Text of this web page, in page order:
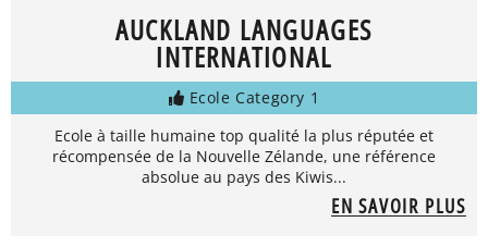
AUCKLAND LANGUAGES
INTERNATIONAL
Ecole Category 1
Ecole à taille humaine top qualité la plus réputée et
récompensée de la Nouvelle Zélande, une référence
absolue au pays des Kiwis...
EN SAVOIR PLUS